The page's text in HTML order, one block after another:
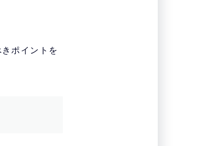
ポイントを